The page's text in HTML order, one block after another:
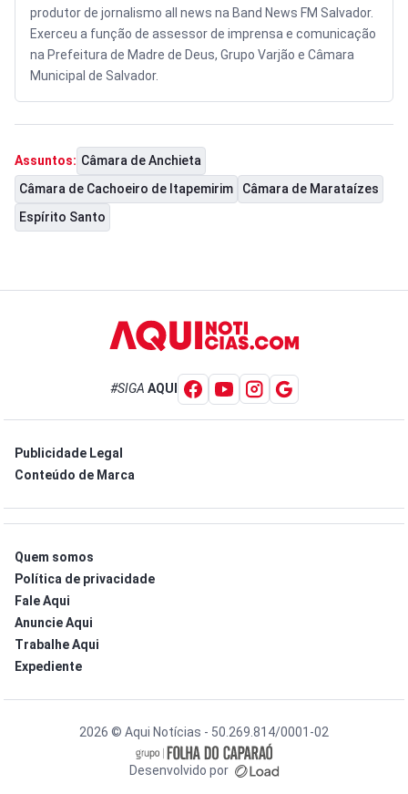
produtor de jornalismo all news na Band News FM Salvador.
Exerceu a função de assessor de imprensa e comunicação
na Prefeitura de Madre de Deus, Grupo Varjão e Câmara
Municipal de Salvador.
Assuntos: Câmara de Anchieta
Câmara de Cachoeiro de Itapemirim
Câmara de Marataízes
Espírito Santo
#SIGA AQUI
Publicidade Legal
Conteúdo de Marca
Quem somos
Política de privacidade
Fale Aqui
Anuncie Aqui
Trabalhe Aqui
Expediente
2026 © Aqui Notícias - 50.269.814/0001-02
Desenvolvido por